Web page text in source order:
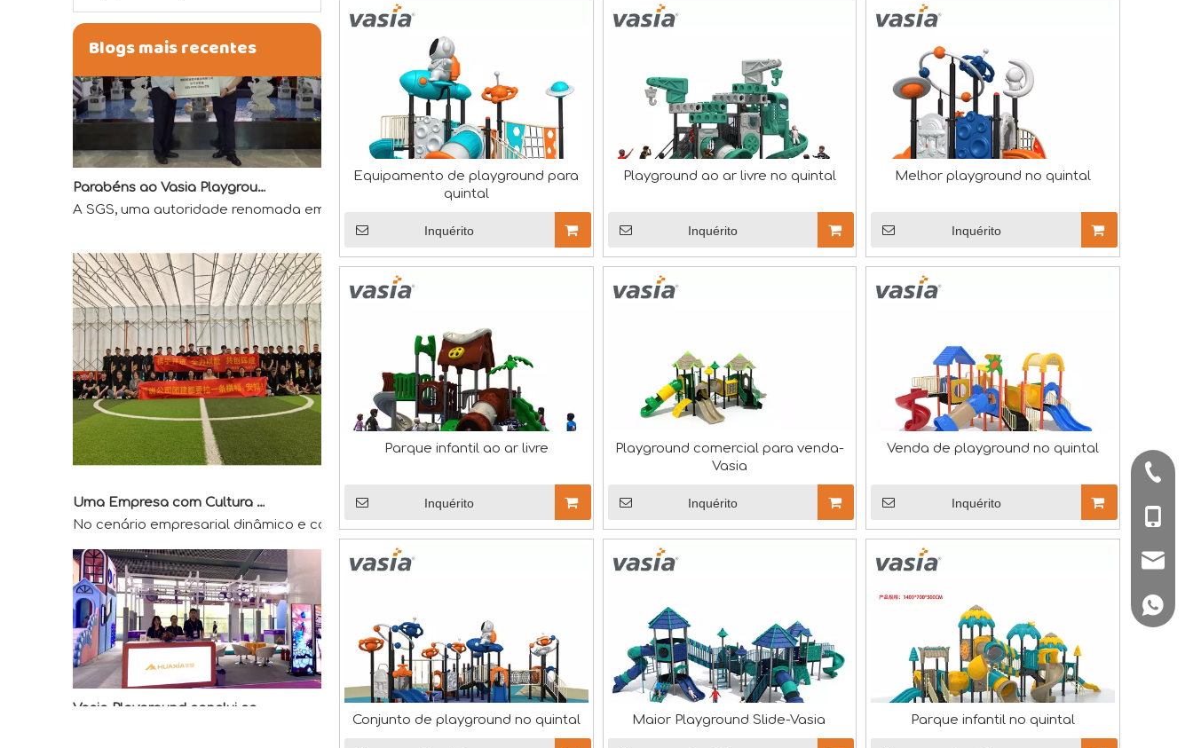
Blogs mais recentes
A SGS, uma autoridade renomada em garantia de qualidade, concedeu à nossa empresa o prestigioso credenciamento QTL para nossas instalações
No cenário empresarial dinâmico e competitivo de hoje, cultivar um ambiente de trabalho que promova o trabalho em equipe, melhore a comunicação e priorize o
Vasia Playground, um importante fabricante de instalações de diversão na China, participou recentemente da Exposição da Associação Asiática de Diversões
Equipamento de playground para
quintal
Inquérito
Playground ao ar livre no quintal
Inquérito
Melhor playground no quintal
Inquérito
Parque infantil ao ar livre
Inquérito
Playground comercial para venda-
Vasia
Inquérito
Venda de playground no quintal
Inquérito
Conjunto de playground no quintal Maior Playground Slide-Vasia Parque infantil no quintal
+86-